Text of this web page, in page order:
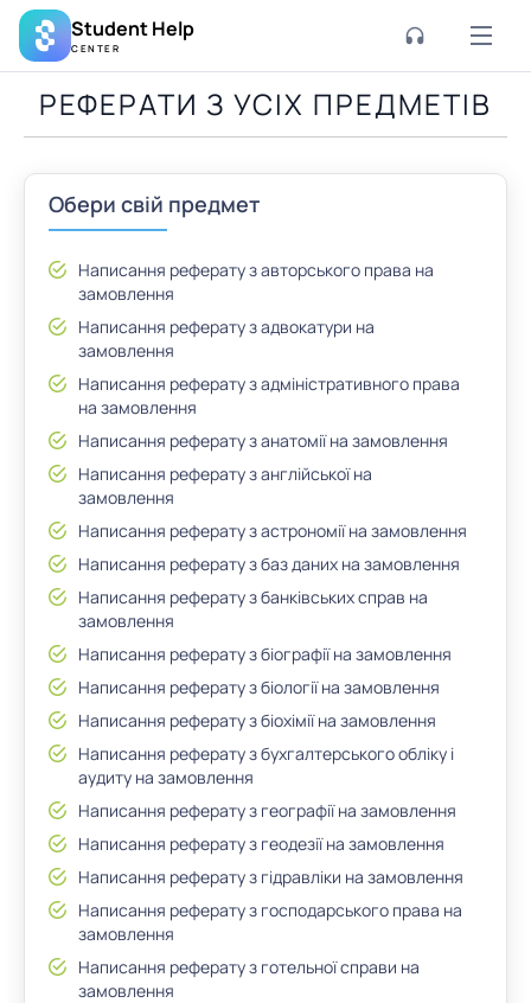
Student Help
CENTER
РЕФЕРАТИ З УСІХ ПРЕДМЕТІВ
Обери свій предмет
Написання реферату з авторського права на
замовлення
Написання реферату з адвокатури на
замовлення
Написання реферату з адміністративного права
на замовлення
Написання реферату з анатомії на замовлення
Написання реферату з англійської на
замовлення
Написання реферату з астрономії на замовлення
Написання реферату з баз даних на замовлення
Написання реферату з банківських справ на
замовлення
Написання реферату з біографії на замовлення
Написання реферату з біології на замовлення
Написання реферату з біохімії на замовлення
Написання реферату з бухгалтерського обліку і
аудиту на замовлення
Написання реферату з географії на замовлення
Написання реферату з геодезії на замовлення
Написання реферату з гідравліки на замовлення
Написання реферату з господарського права на
замовлення
Написання реферату з готельної справи на
замовлення